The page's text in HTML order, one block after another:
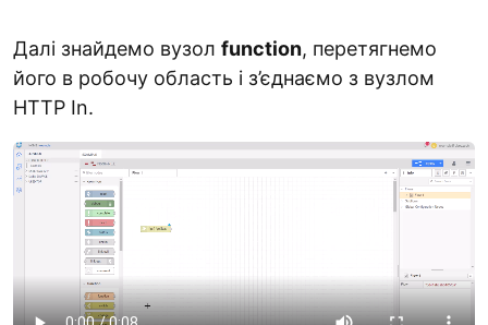
Далі знайдемо вузол function, перетягнемо
його в робочу область і з’єднаємо з вузлом
HTTP In.